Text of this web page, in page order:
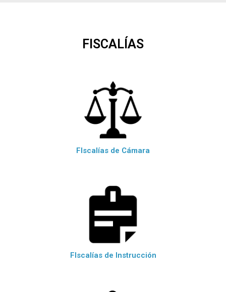
FISCALÍAS
FIscalías de Cámara
FIscalías de Instrucción